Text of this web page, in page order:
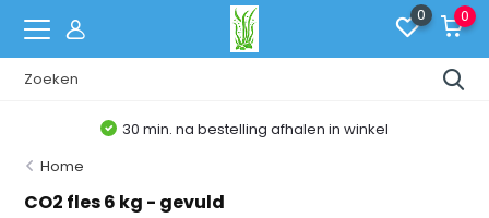
0 0
30 min. na bestelling afhalen in winkel
Home
CO2 fles 6 kg - gevuld